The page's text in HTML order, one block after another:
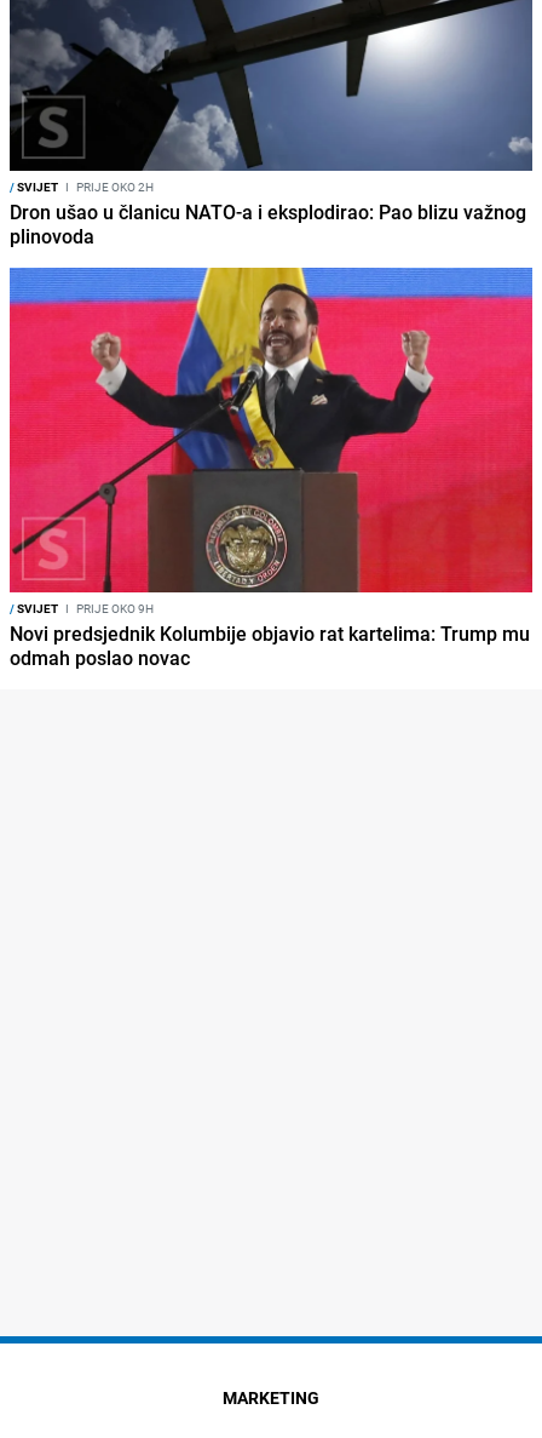
/SVIJET I PRIJE OKO 2H
Dron ušao u članicu NATO-a i eksplodirao: Pao blizu važnog
plinovoda
/SVIJET I PRIJE OKO 9H
Novi predsjednik Kolumbije objavio rat kartelima: Trump mu
odmah poslao novac
MARKETING